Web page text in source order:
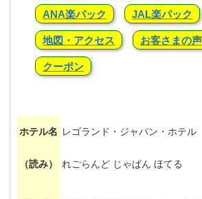
ANA楽パック JAL楽パック
地図・アクセス お客さまの
クーポン
ホテル名 レゴランド・ジャパン・ホテル
（読み） れごらんど じゃぱん ほてる